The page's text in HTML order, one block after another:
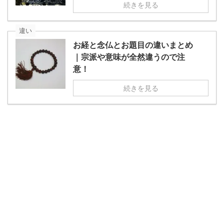
続きを見る
違い
お経と念仏とお題目の違いまとめ
｜宗派や意味が全然違うので注
意！
続きを見る